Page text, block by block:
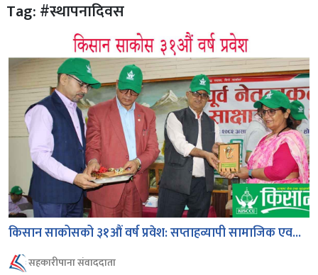
Tag: #स्थापनादिवस
किसान साकोसको ३१औं वर्ष प्रवेश: सप्ताहव्यापी सामाजिक एव...
सहकारीपाना संवाददाता